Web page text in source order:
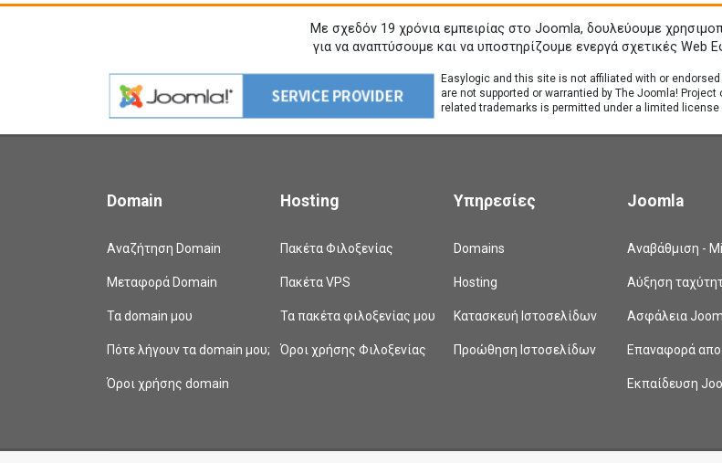
Με σχεδόν 19 χρόνια εμπειρίας στο Joomla, δουλεύουμε
για να αναπτύσουμε και να υποστηρίζουμε ενεργά σχετικές Web
Easylogic and this site is not affiliated with or
are not supported or warrantied by The Joomla!
related trademarks is permitted under a limited license
Domain
Αναζήτηση Domain
Μεταφορά Domain
Τα domain μου
Πότε λήγουν τα domain μου;
Όροι χρήσης domain
Hosting
Πακέτα Φιλοξενίας
Πακέτα VPS
Τα πακέτα φιλοξενίας μου
Όροι χρήσης Φιλοξενίας
Υπηρεσίες
Domains
Hosting
Κατασκευή Ιστοσελίδων
Προώθηση Ιστοσελίδων
Joomla
Αναβάθμιση -
Αύξηση
Ασφάλεια
Επαναφορά
Εκπαίδευση